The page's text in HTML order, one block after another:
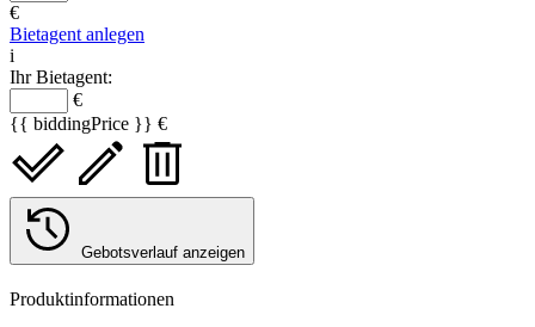
€
Bietagent anlegen
i
Ihr Bietagent:
€
{{ biddingPrice }} €
Gebotsverlauf anzeigen
Produktinformationen